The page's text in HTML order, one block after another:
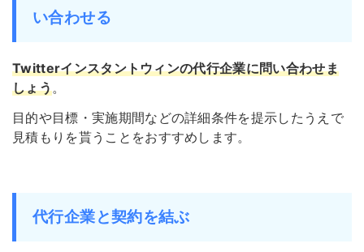
い合わせる
Twitterインスタントウィンの代行企業に問い合わせま
しょう。
目的や目標・実施期間などの詳細条件を提示したうえで
見積もりを貰うことをおすすめします。
代行企業と契約を結ぶ